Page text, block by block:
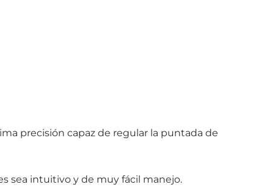
precisión capaz de regular la puntada de
sea intuitivo y de muy fácil manejo.